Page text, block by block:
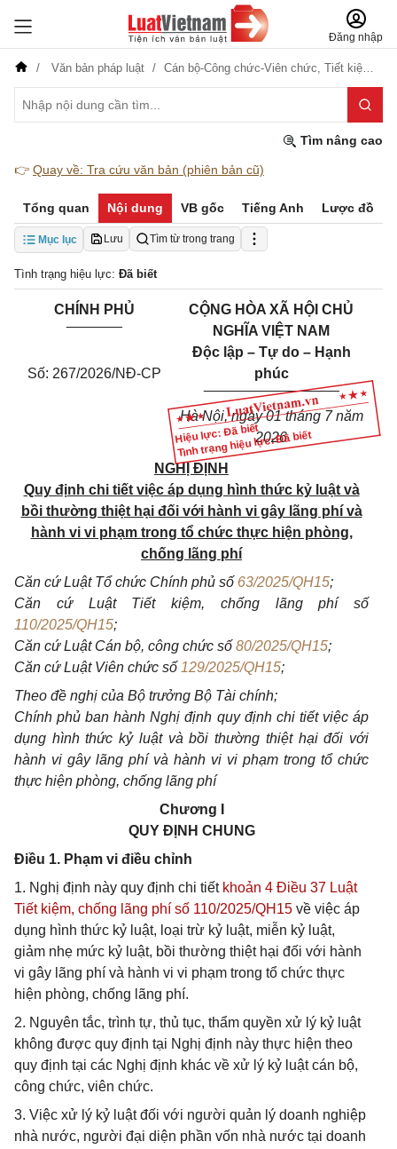
Đăng nhập
Văn bản pháp luật Cán bộ-Công chức-Viên chức, Tiết kiệm-Phòng, chống tham nhũng, lãng phí,
Tìm nâng cao
👉 Quay về: Tra cứu văn bản (phiên bản cũ)
Tổng quan Nội dung VB gốc Tiếng Anh Lược đồ
Mục lục Lưu Tìm từ trong trang
Tình trạng hiệu lực: Đã biết
Hiệu lực: Đã biết
Tình trạng hiệu lực: Đã biết
CHÍNH PHỦ
Số: 267/2026/NĐ-CP
CỘNG HÒA XÃ HỘI CHỦ
NGHĨA VIỆT NAM
Độc lập – Tự do – Hạnh
phúc
_________________
Hà Nội, ngày 01 tháng 7 năm
2026
NGHỊ ĐỊNH
Quy định chi tiết việc áp dụng hình thức kỷ luật và
bồi thường thiệt hại đối với hành vi gây lãng phí và
hành vi vi phạm trong tổ chức thực hiện phòng,
chống lãng phí
Căn cứ Luật Tổ chức Chính phủ số 63/2025/QH15;
Căn cứ Luật Tiết kiệm, chống lãng phí số
110/2025/QH15;
Căn cứ Luật Cán bộ, công chức số 80/2025/QH15;
Căn cứ Luật Viên chức số 129/2025/QH15;
Theo đề nghị của Bộ trưởng Bộ Tài chính;
Chính phủ ban hành Nghị định quy định chi tiết việc áp
dụng hình thức kỷ luật và bồi thường thiệt hại đối với
hành vi gây lãng phí và hành vi vi phạm trong tổ chức
thực hiện phòng, chống lãng phí
Chương I
QUY ĐỊNH CHUNG
Điều 1. Phạm vi điều chỉnh
1. Nghị định này quy định chi tiết khoản 4 Điều 37 Luật
Tiết kiệm, chống lãng phí số 110/2025/QH15 về việc áp
dụng hình thức kỷ luật, loại trừ kỷ luật, miễn kỷ luật,
giảm nhẹ mức kỷ luật, bồi thường thiệt hại đối với hành
vi gây lãng phí và hành vi vi phạm trong tổ chức thực
hiện phòng, chống lãng phí.
2. Nguyên tắc, trình tự, thủ tục, thẩm quyền xử lý kỷ luật
không được quy định tại Nghị định này thực hiện theo
quy định tại các Nghị định khác về xử lý kỷ luật cán bộ,
công chức, viên chức.
3. Việc xử lý kỷ luật đối với người quản lý doanh nghiệp
nhà nước, người đại diện phần vốn nhà nước tại doanh